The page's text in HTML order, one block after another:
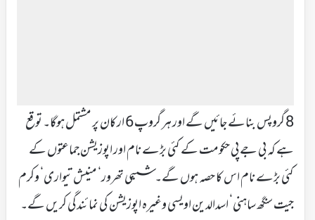
8 گروپس بنائے جائیں گے اور ہر گروپ 6 ارکان پر مشتمل ہوگا۔ توقع
ہے کہ بی جے پی حکومت کے کئی بڑے نام اور اپوزیشن جماعتوں کے
کئی بڑے نام اس کا حصہ ہوں گے۔ ششی تھرور‘ منیش تیواری‘ وکرم
جیت سنگھ ساہنی‘ اسدالدین اویسی وغیرہ اپوزیشن کی نمائندگی کریں گے۔